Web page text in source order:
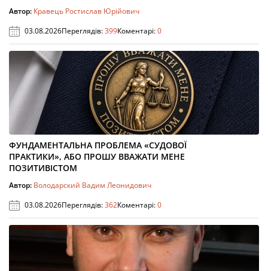
Автор: Кравець Ростислав Юрійович
03.08.2026Переглядів:399Коментарі:0
ФУНДАМЕНТАЛЬНА ПРОБЛЕМА «СУДОВОЇ
ПРАКТИКИ», АБО ПРОШУ ВВАЖАТИ МЕНЕ
ПОЗИТИВІСТОМ
Автор: Володарский Вадим Леонидович
03.08.2026Переглядів:362Коментарі:0